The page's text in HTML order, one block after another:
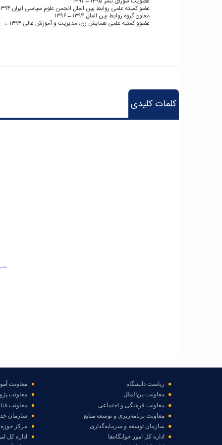
عضو کمیته علمی روابط بین الملل انجمن علوم سیاسی ایران ۱۳۹۴←۱۳۹۵
معاون گروه روابط بین الملل ۱۳۹۴←۱۳۹۶
عضوو کمتبه علمی همایش زن، مدیریت و آموزش عالی ۱۳۹۴←…
کلمات کلیدی
ریاست دانشگاه
معاونت
معاونت بین‌الملل
معاونت
معاونت فرهنگی و اجتماعی
معاونت
معاونت برنامه‌ریزی و توسعه منابع
سازمان
سازمان توسعه و سرمایه‌گذاری
مرکز
اداره کل امور خوابگاه‌ها
اداره کل